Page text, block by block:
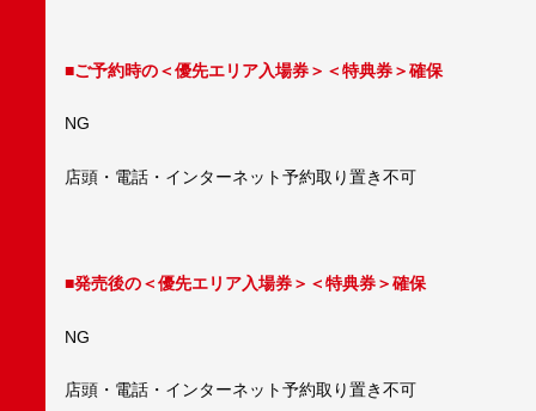
■ご予約時の＜優先エリア入場券＞＜特典券＞確保
NG
店頭・電話・インターネット予約取り置き不可
■発売後の＜優先エリア入場券＞＜特典券＞確保
NG
店頭・電話・インターネット予約取り置き不可